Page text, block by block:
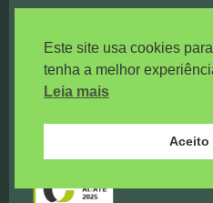
Este site usa cookies
tenha a melhor
Leia mais
Aceito